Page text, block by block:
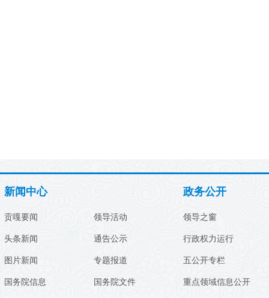
新闻中心
贡嘎要闻
头条新闻
图片新闻
国务院信息
领导活动
通告公示
专题报道
国务院文件
政务公开
领导之窗
行政权力运行
五公开专栏
重点领域信息公开